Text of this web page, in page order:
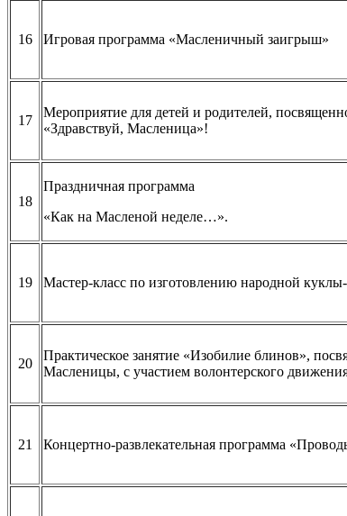
16 Игровая программа «Масленичный заигрыш»
17
Мероприятие для детей и родителей,
«Здравствуй, Масленица»!
18
Праздничная программа
«Как на Масленой неделе…».
19 Мастер-класс по изготовлению народной
20
Практическое занятие «Изобилие блинов»,
Масленицы, с участием волонтерского
21 Концертно-развлекательная программа